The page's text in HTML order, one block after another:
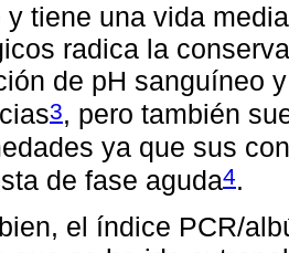
y tiene una vida
radica la
de pH sanguíneo
3, pero también
ya que sus
de fase aguda4.
el índice PCR/